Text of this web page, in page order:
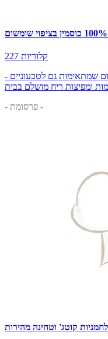
227 קלוריות
שמתאימות גם לטבעוניים -
ומפיצות ריח מושלם בבית
- פרסומת -
לחמניות קוטג' וטחינה מהירות